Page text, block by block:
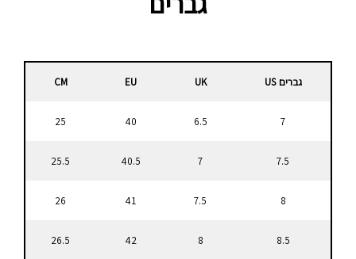
גברים US UK
EU
CM
7
6.5
40
25
7.5
7
40.5
25.5
8
7.5
41
26
8.5
8
42
26.5